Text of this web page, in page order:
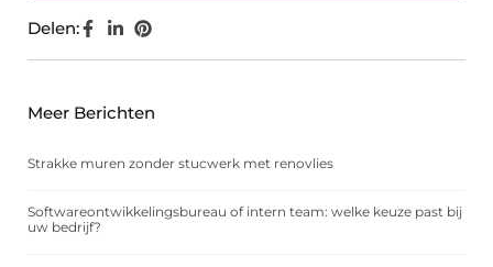
Delen:
Meer Berichten
Strakke muren zonder stucwerk met renovlies
Softwareontwikkelingsbureau of intern team: welke keuze past bij
uw bedrijf?